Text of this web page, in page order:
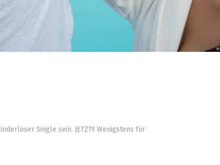
Single sein. JETZT!! Wenigstens für